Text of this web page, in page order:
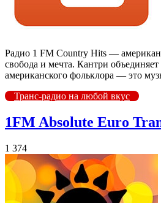
Радио 1 FM Country Hits —
свобода и мечта. Кантри
американского фольклора — это
Транс-радио на любой вкус
1FM Absolute Euro
1 374